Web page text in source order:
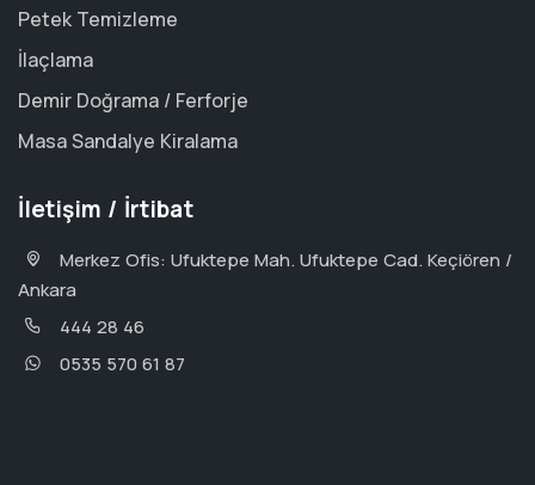
Petek Temizleme
İlaçlama
Demir Doğrama / Ferforje
Masa Sandalye Kiralama
İletişim / İrtibat
Merkez Ofis: Ufuktepe Mah. Ufuktepe Cad. Keçiören /
Ankara
444 28 46
0535 570 61 87